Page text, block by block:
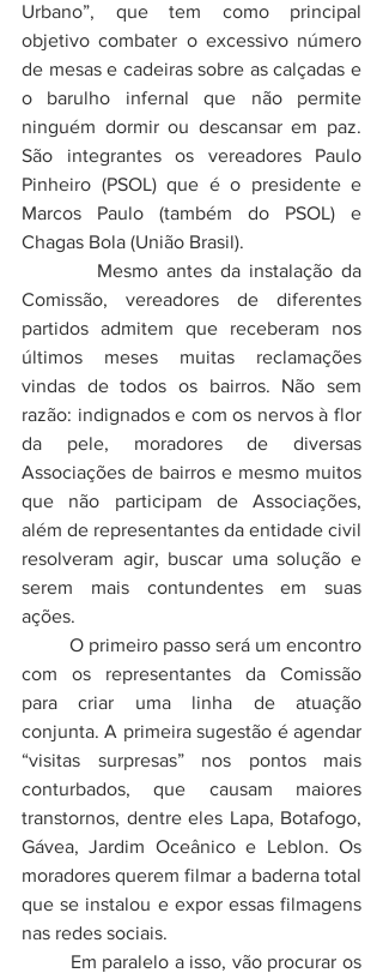
Urbano”, que tem como principal
objetivo combater o excessivo número
de mesas e cadeiras sobre as calçadas e
o barulho infernal que não permite
ninguém dormir ou descansar em paz.
São integrantes os vereadores Paulo
Pinheiro (PSOL) que é o presidente e
Marcos Paulo (também do PSOL) e
Chagas Bola (União Brasil).
Comissão, vereadores de diferentes
partidos admitem que receberam nos
últimos meses muitas reclamações
vindas de todos os bairros. Não sem
razão: indignados e com os nervos à flor
da pele, moradores de diversas
Associações de bairros e mesmo muitos
que não participam de Associações,
além de representantes da entidade civil
resolveram agir, buscar uma solução e
serem mais contundentes em suas
ações.
com os representantes da Comissão
para criar uma linha de atuação
conjunta. A primeira sugestão é agendar
“visitas surpresas” nos pontos mais
conturbados, que causam maiores
transtornos, dentre eles Lapa, Botafogo,
Gávea, Jardim Oceânico e Leblon. Os
moradores querem filmar a baderna total
que se instalou e expor essas filmagens
nas redes sociais.